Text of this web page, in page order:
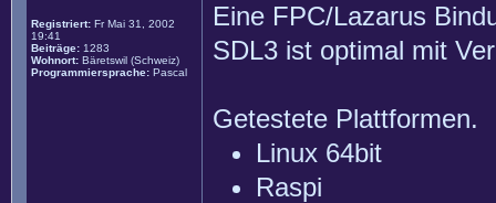
Registriert: Fr Mai 31, 2002
19:41
Beiträge: 1283
Wohnort: Bäretswil (Schweiz)
Programmiersprache: Pascal
Eine FPC/Lazarus
SDL3 ist optimal mit
Getestete Plattformen.
Linux 64bit
Raspi